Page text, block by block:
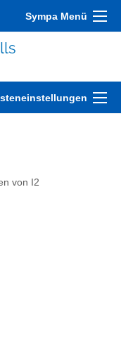
Sympa Menü
von I2